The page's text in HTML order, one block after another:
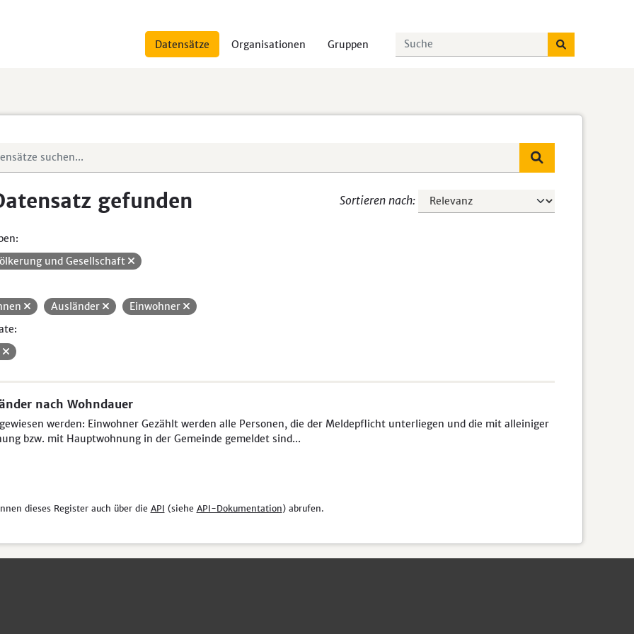
Datensätze Organisationen Gruppen
Sortieren nach
gefunden
und Gesellschaft
Ausländer
Einwohner
nach Wohndauer
werden: Einwohner Gezählt werden alle Personen, die der Meldepflicht unterliegen und die mit alleiniger
bzw. mit Hauptwohnung in der Gemeinde gemeldet sind...
dieses Register auch über die API (siehe API-Dokumentation) abrufen.